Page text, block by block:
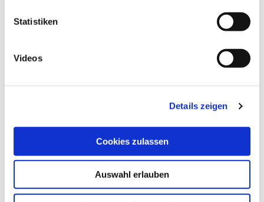
Statistiken
Videos
Details zeigen
Cookies zulassen
Auswahl erlauben
nicht lernen, seine Erregung richtig zu bewerten,
emotionale Belastungen auszuhalten und den
Dies führt zu einer wachsenden Diskrepanz
zwischen den persönlichen Erfahrungen in der
eigenen Familie und dem, was der Betroffene
Umgebungen (Freunde, Nachbarn) gültig ist.
„Dialektisch“ heißt die Therapie deshalb, weil die
von Betroffenen häufig erlebten zwei
(Gefühls-)Extreme (These und Antithese)